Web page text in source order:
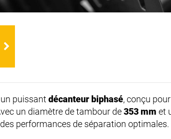
puissantdécanteur biphasé, conçu
un diamètre de tambour de353 mm et
performances de séparation optimales.